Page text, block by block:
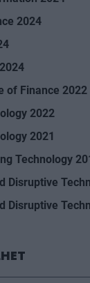
2024
of Finance 2022
2022
2021
Technology
Disruptive
Disruptive